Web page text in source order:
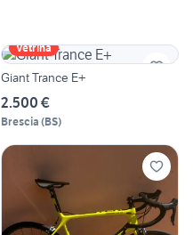
Vetrina
Giant Trance E+
2.500 €
Brescia (BS)